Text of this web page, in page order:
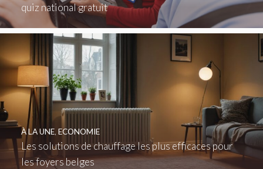
quiz national gratuit
Les solutions de chauffage les plus efficaces pour
les foyers belges
À LA UNE, ECONOMIE